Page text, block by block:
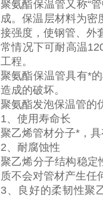
聚氨酯保温管又称“
成。保温层材料为密
接强度，使钢管、外
常情况下可耐高温
工程。
聚氨酯保温管具有*
造成的破坏。
聚氨酯发泡保温管的
1、使用寿命长
聚乙烯管材分子*，
2、耐腐蚀性
聚乙烯分子结构稳定
质不会对管材产生任
3、良好的柔韧性聚